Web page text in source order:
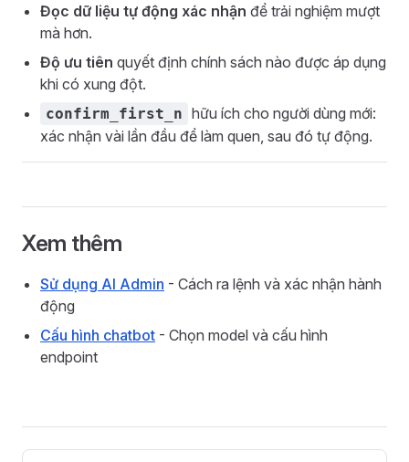
Đọc dữ liệu tự động xác nhận để trải nghiệm mượt
mà hơn.
Độ ưu tiên quyết định chính sách nào được áp dụng
khi có xung đột.
confirm_first_n hữu ích cho người dùng mới:
xác nhận vài lần đầu để làm quen, sau đó tự động.
Xem thêm
Sử dụng AI Admin - Cách ra lệnh và xác nhận hành
động
Cấu hình chatbot - Chọn model và cấu hình
endpoint